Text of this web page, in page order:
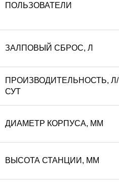
ПОЛЬЗОВАТЕЛИ
ЗАЛПОВЫЙ СБРОС, Л
ПРОИЗВОДИТЕЛЬНОСТЬ, Л/
СУТ
ДИАМЕТР КОРПУСА, ММ
ВЫСОТА СТАНЦИИ, ММ